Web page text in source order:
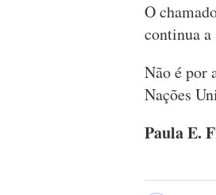
O
continua a
Não é por
Nações
Paula E.